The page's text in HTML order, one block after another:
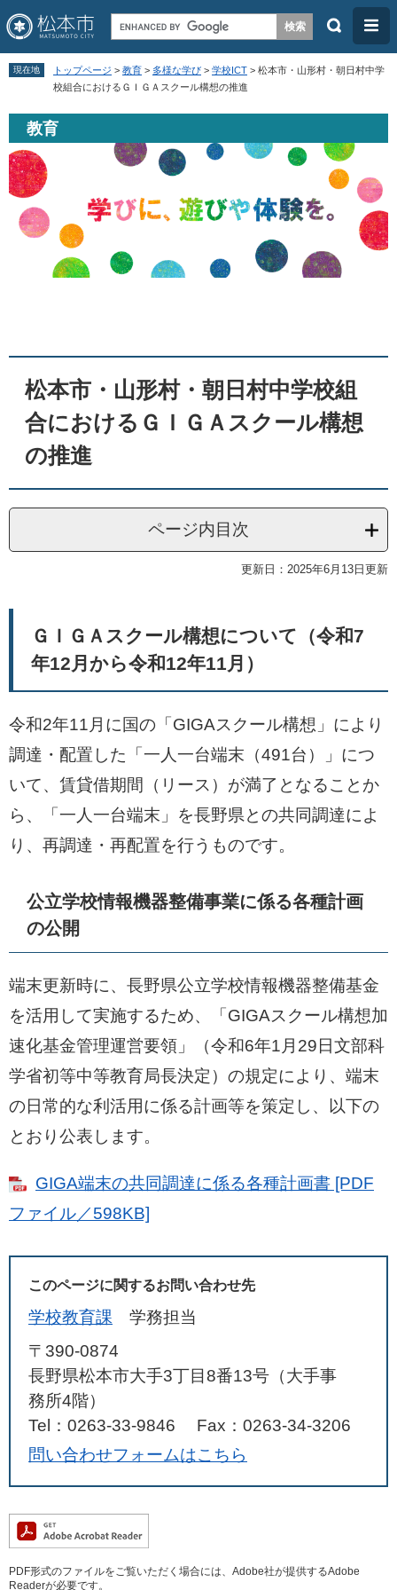
ペ
ジ
の
先
頭
メ
ュ
ー
を
飛
検
メ
ニ
ュ
現在地 トップページ > 教育 > 多様な学び > 学校ICT > 松本市・山形村・朝日村中学
校組合におけるＧＩＧＡスクール構想の推進
教育
松本市・山形村・朝日村中学校組
合におけるＧＩＧＡスクール構想
の推進
ページ内目次
更新日：2025年6月13日更新
ＧＩＧＡスクール構想について（令和7
年12月から令和12年11月）
令和2年11月に国の「GIGAスクール構想」により
調達・配置した「一人一台端末（491台）」につ
いて、賃貸借期間（リース）が満了となることか
ら、「一人一台端末」を長野県との共同調達によ
り、再調達・再配置を行うものです。
公立学校情報機器整備事業に係る各種計画
の公開
端末更新時に、長野県公立学校情報機器整備基金
を活用して実施するため、「GIGAスクール構想加
速化基金管理運営要領」（令和6年1月29日文部科
学省初等中等教育局長決定）の規定により、端末
の日常的な利活用に係る計画等を策定し、以下の
とおり公表します。
GIGA端末の共同調達に係る各種計画書 [PDF
ファイル／598KB]
このページに関するお問い合わせ先
学校教育課
学務担当
〒390-0874
長野県松本市大手3丁目8番13号（大手事
務所4階）
Tel：0263-33-9846
Fax：0263-34-3206
問い合わせフォームはこちら
PDF形式のファイルをご覧いただく場合には、Adobe社が提供するAdobe
Readerが必要です。